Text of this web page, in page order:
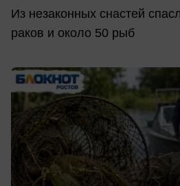
Из незаконных снастей
раков и около 50 рыб